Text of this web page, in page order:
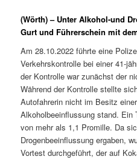
(Wörth) – Unter Alkohol-und
Gurt und Führerschein mit
Am 28.10.2022 führte eine
Verkehrskontrolle bei einer 41-
der Kontrolle war zunächst der
Während der Kontrolle stellte
Autofahrerin nicht im Besitz
Alkoholbeeinflussung stand. Ein
von mehr als 1,1 Promille. Da
Drogenbeeinflussung ergaben,
Vortest durchgeführt, der auf